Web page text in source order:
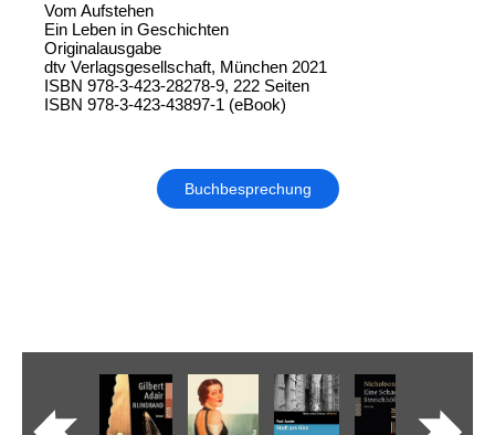
Vom Aufstehen
Ein Leben in Geschichten
Originalausgabe
dtv Verlagsgesellschaft, München 2021
ISBN 978-3-423-28278-9, 222 Seiten
ISBN 978-3-423-43897-1 (eBook)
Buchbesprechung